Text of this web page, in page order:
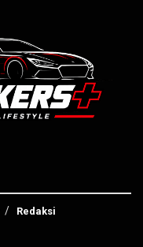
Redaksi